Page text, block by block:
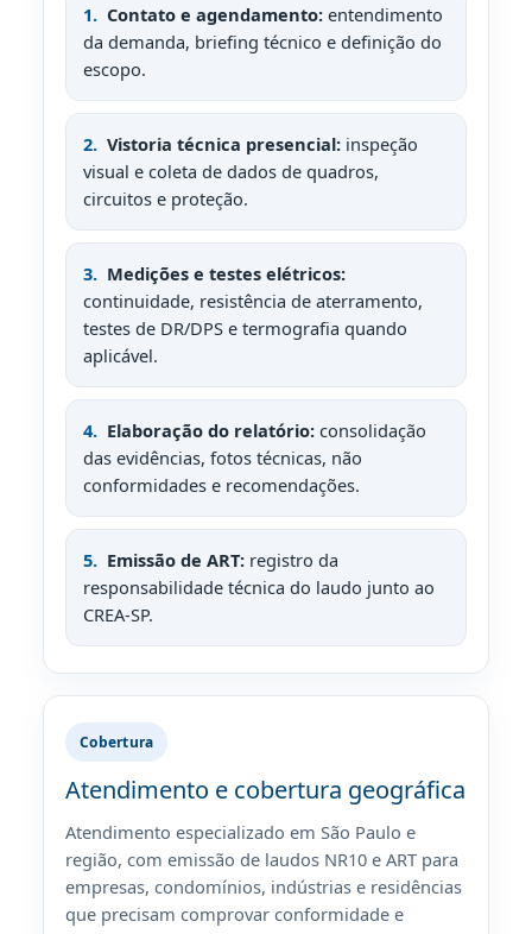
Contato e agendamento: entendimento
da demanda, briefing técnico e definição do
escopo.
Vistoria técnica presencial: inspeção
visual e coleta de dados de quadros,
circuitos e proteção.
Medições e testes elétricos:
continuidade, resistência de aterramento,
testes de DR/DPS e termografia quando
aplicável.
Elaboração do relatório: consolidação
das evidências, fotos técnicas, não
conformidades e recomendações.
Emissão de ART: registro da
responsabilidade técnica do laudo junto ao
CREA-SP.
Cobertura
Atendimento e cobertura geográfica
Atendimento especializado em São Paulo e
região, com emissão de laudos NR10 e ART para
empresas, condomínios, indústrias e residências
que precisam comprovar conformidade e